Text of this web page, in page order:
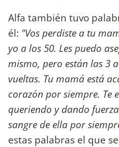
Alfa también tuvo
él: "Vos perdiste a tu
yo a los 50. Les puedo
mismo, pero están las 3
vueltas. Tu mamá está
corazón por siempre. Te
queriendo y dando
sangre de ella por
estas palabras el que